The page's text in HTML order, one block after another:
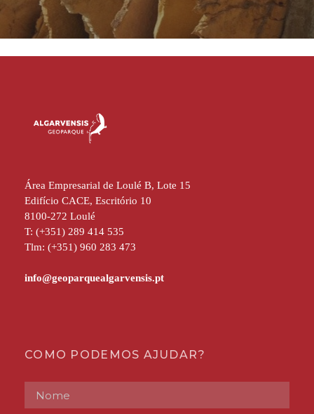
Área Empresarial de Loulé B, Lote 15
Edifício CACE, Escritório 10
8100-272 Loulé
T: (+351) 289 414 535
Tlm: (+351) 960 283 473
COMO PODEMOS AJUDAR?